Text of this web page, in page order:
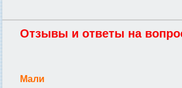
Отзывы и ответы на
Мали